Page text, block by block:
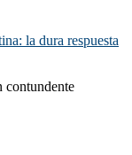
la dura respuesta
contundente